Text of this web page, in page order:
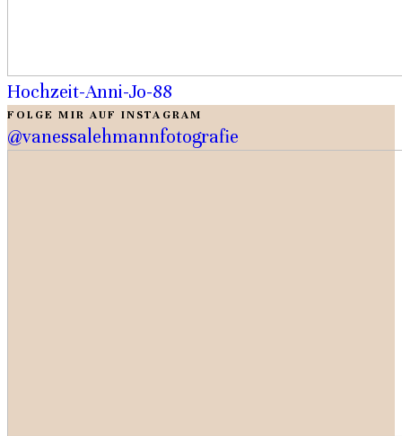
Hochzeit-Anni-Jo-88
FOLGE MIR AUF INSTAGRAM
@vanessalehmannfotografie